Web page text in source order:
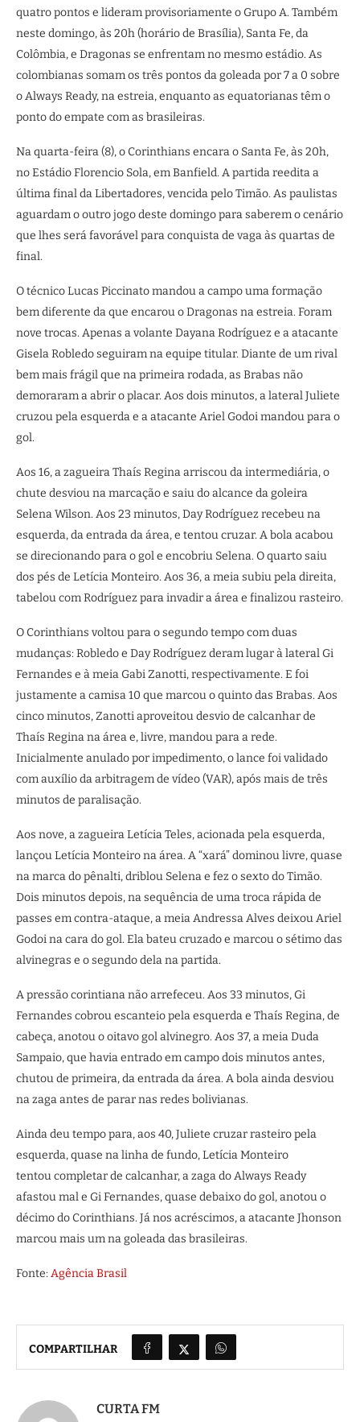
quatro pontos e lideram provisoriamente o Grupo A. Também
neste domingo, às 20h (horário de Brasília), Santa Fe, da
Colômbia, e Dragonas se enfrentam no mesmo estádio. As
colombianas somam os três pontos da goleada por 7 a 0 sobre
o Always Ready, na estreia, enquanto as equatorianas têm o
ponto do empate com as brasileiras.
Na quarta-feira (8), o Corinthians encara o Santa Fe, às 20h,
no Estádio Florencio Sola, em Banfield. A partida reedita a
última final da Libertadores, vencida pelo Timão. As paulistas
aguardam o outro jogo deste domingo para saberem o cenário
que lhes será favorável para conquista de vaga às quartas de
final.
O técnico Lucas Piccinato mandou a campo uma formação
bem diferente da que encarou o Dragonas na estreia. Foram
nove trocas. Apenas a volante Dayana Rodríguez e a atacante
Gisela Robledo seguiram na equipe titular. Diante de um rival
bem mais frágil que na primeira rodada, as Brabas não
demoraram a abrir o placar. Aos dois minutos, a lateral Juliete
cruzou pela esquerda e a atacante Ariel Godoi mandou para o
gol.
Aos 16, a zagueira Thaís Regina arriscou da intermediária, o
chute desviou na marcação e saiu do alcance da goleira
Selena Wilson. Aos 23 minutos, Day Rodríguez recebeu na
esquerda, da entrada da área, e tentou cruzar. A bola acabou
se direcionando para o gol e encobriu Selena. O quarto saiu
dos pés de Letícia Monteiro. Aos 36, a meia subiu pela direita,
tabelou com Rodríguez para invadir a área e finalizou rasteiro.
O Corinthians voltou para o segundo tempo com duas
mudanças: Robledo e Day Rodríguez deram lugar à lateral Gi
Fernandes e à meia Gabi Zanotti, respectivamente. E foi
justamente a camisa 10 que marcou o quinto das Brabas. Aos
cinco minutos, Zanotti aproveitou desvio de calcanhar de
Thaís Regina na área e, livre, mandou para a rede.
Inicialmente anulado por impedimento, o lance foi validado
com auxílio da arbitragem de vídeo (VAR), após mais de três
minutos de paralisação.
Aos nove, a zagueira Letícia Teles, acionada pela esquerda,
lançou Letícia Monteiro na área. A “xará” dominou livre, quase
na marca do pênalti, driblou Selena e fez o sexto do Timão.
Dois minutos depois, na sequência de uma troca rápida de
passes em contra-ataque, a meia Andressa Alves deixou Ariel
Godoi na cara do gol. Ela bateu cruzado e marcou o sétimo das
alvinegras e o segundo dela na partida.
A pressão corintiana não arrefeceu. Aos 33 minutos, Gi
Fernandes cobrou escanteio pela esquerda e Thaís Regina, de
cabeça, anotou o oitavo gol alvinegro. Aos 37, a meia Duda
Sampaio, que havia entrado em campo dois minutos antes,
chutou de primeira, da entrada da área. A bola ainda desviou
na zaga antes de parar nas redes bolivianas.
Ainda deu tempo para, aos 40, Juliete cruzar rasteiro pela
esquerda, quase na linha de fundo, Letícia Monteiro
tentou completar de calcanhar, a zaga do Always Ready
afastou mal e Gi Fernandes, quase debaixo do gol, anotou o
décimo do Corinthians. Já nos acréscimos, a atacante Jhonson
marcou mais um na goleada das brasileiras.
Fonte: Agência Brasil
COMPARTILHAR
CURTA FM